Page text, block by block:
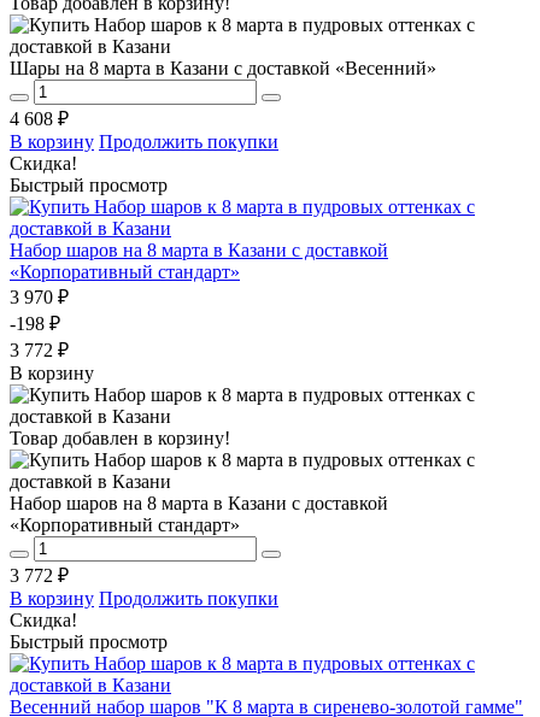
Шары на 8 марта в Казани с доставкой «Весенний»
4 608 ₽
В корзину Продолжить покупки
Скидка!
Быстрый просмотр
Набор шаров на 8 марта в Казани с доставкой
«Корпоративный стандарт»
3 970 ₽
-198 ₽
3 772 ₽
В корзину
Товар добавлен в корзину!
Набор шаров на 8 марта в Казани с доставкой
«Корпоративный стандарт»
3 772 ₽
В корзину Продолжить покупки
Скидка!
Быстрый просмотр
Весенний набор шаров "К 8 марта в сиренево-золотой гамме"